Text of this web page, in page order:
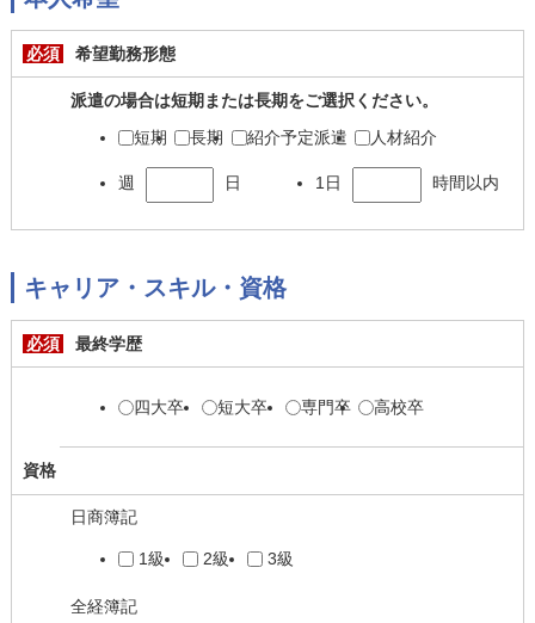
必須 希望勤務形態
派遣の場合は短期または長期をご選択ください。
短期
長期 紹介予定派遣 人材紹介
週 日 1日 時間以内
キャリア・スキル・資格
必須 最終学歴
四大卒 短大卒 専門卒 高校卒
資格
日商簿記
1級 2級 3級
全経簿記